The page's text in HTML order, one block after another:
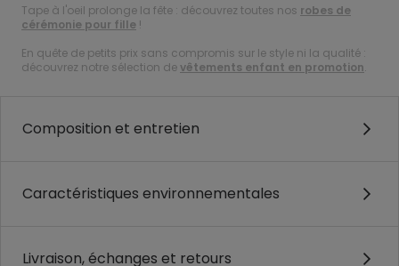
Tape à l'oeil prolonge la fête : découvrez toutes nos robes de
cérémonie pour fille !
En quête de petits prix sans compromis sur le style ni la qualité :
découvrez notre sélection devêtements enfant en promotion.
Composition et entretien
Caractéristiques environnementales
Livraison, échanges et retours